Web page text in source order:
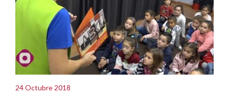
24 Octubre 2018